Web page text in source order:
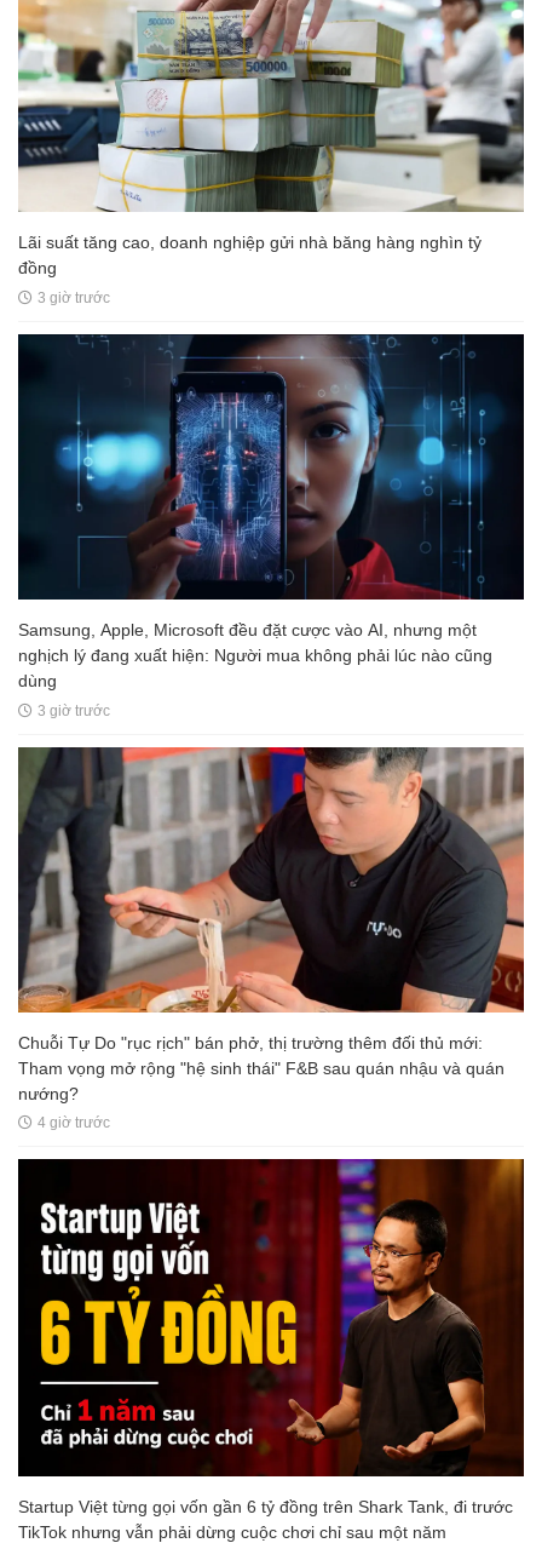
Lãi suất tăng cao, doanh nghiệp gửi nhà băng hàng nghìn tỷ
đồng
3 giờ trước
Samsung, Apple, Microsoft đều đặt cược vào AI, nhưng một
nghịch lý đang xuất hiện: Người mua không phải lúc nào cũng
dùng
3 giờ trước
Chuỗi Tự Do "rục rịch" bán phở, thị trường thêm đối thủ mới:
Tham vọng mở rộng "hệ sinh thái" F&B sau quán nhậu và quán
nướng?
4 giờ trước
Startup Việt từng gọi vốn gần 6 tỷ đồng trên Shark Tank, đi trước
TikTok nhưng vẫn phải dừng cuộc chơi chỉ sau một năm